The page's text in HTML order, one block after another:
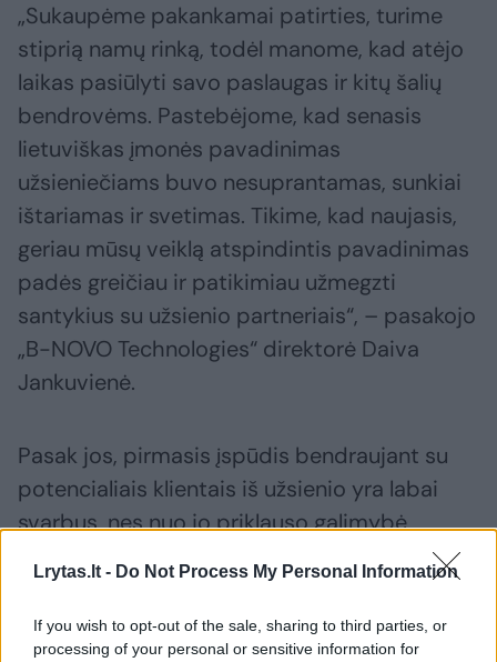
Lrytas.lt - Do Not Process My Personal Information
If you wish to opt-out of the sale, sharing to third parties, or
processing of your personal or sensitive information for
„Sukaupėme pakankamai patirties, turime
stiprią namų rinką, todėl manome, kad atėjo
laikas pasiūlyti savo paslaugas ir kitų šalių
bendrovėms. Pastebėjome, kad senasis
lietuviškas įmonės pavadinimas
užsieniečiams buvo nesuprantamas, sunkiai
ištariamas ir svetimas. Tikime, kad naujasis,
geriau mūsų veiklą atspindintis pavadinimas
padės greičiau ir patikimiau užmegzti
santykius su užsienio partneriais“, – pasakojo
„B-NOVO Technologies“ direktorė Daiva
Jankuvienė.
Pasak jos, pirmasis įspūdis bendraujant su
potencialiais klientais iš užsienio yra labai
svarbus, nes nuo jo priklauso galimybė
patirtį, atliktus darbus ir teikiamų paslaugų
potencialą.